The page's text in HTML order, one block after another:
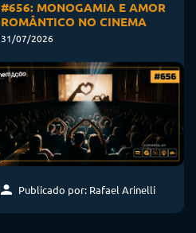
#656: MONOGAMIA E AMOR
ROMÂNTICO NO CINEMA
31/07/2026
Publicado por: Rafael Arinelli